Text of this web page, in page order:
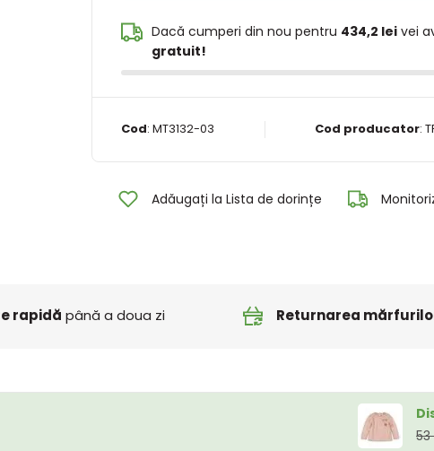
Dacă cumperi din nou pentru 434,2 leivei
gratuit!
Cod: MT3132-03 Cod producator:
Adăugați la Lista de dorințe
rapidă până a doua zi Returnarea